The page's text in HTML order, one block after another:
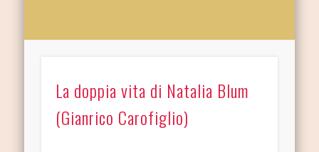
La doppia vita di Natalia Blum
(Gianrico Carofiglio)